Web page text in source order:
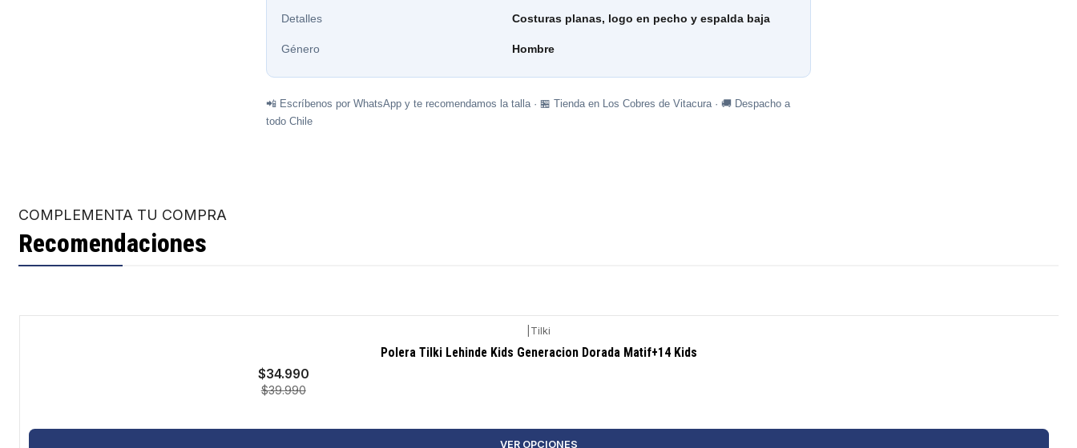
Detalles Costuras planas, logo en pecho y espalda baja
Género Hombre
📲 Escríbenos por WhatsApp y te recomendamos la talla · 🏪 Tienda en Los Cobres de Vitacura · 🚚 Despacho a
todo Chile
COMPLEMENTA TU COMPRA
Recomendaciones
Tilki
Polera Tilki Lehinde Kids Generacion Dorada Matif+14 Kids
$34.990
$39.990
VER OPCIONES